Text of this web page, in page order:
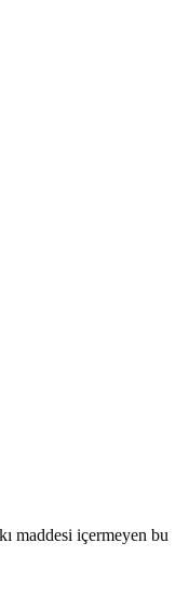
maddesi içermeyen bu